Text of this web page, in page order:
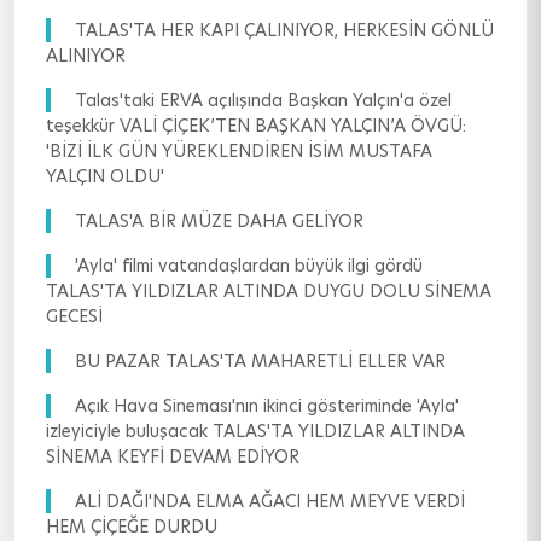
TALAS'TA HER KAPI ÇALINIYOR, HERKESİN GÖNLÜ
ALINIYOR
Talas'taki ERVA açılışında Başkan Yalçın'a özel
teşekkür VALİ ÇİÇEK’TEN BAŞKAN YALÇIN’A ÖVGÜ:
'BİZİ İLK GÜN YÜREKLENDİREN İSİM MUSTAFA
YALÇIN OLDU'
TALAS'A BİR MÜZE DAHA GELİYOR
'Ayla' filmi vatandaşlardan büyük ilgi gördü
TALAS'TA YILDIZLAR ALTINDA DUYGU DOLU SİNEMA
GECESİ
BU PAZAR TALAS'TA MAHARETLİ ELLER VAR
Açık Hava Sineması'nın ikinci gösteriminde 'Ayla'
izleyiciyle buluşacak TALAS'TA YILDIZLAR ALTINDA
SİNEMA KEYFİ DEVAM EDİYOR
ALİ DAĞI'NDA ELMA AĞACI HEM MEYVE VERDİ
HEM ÇİÇEĞE DURDU